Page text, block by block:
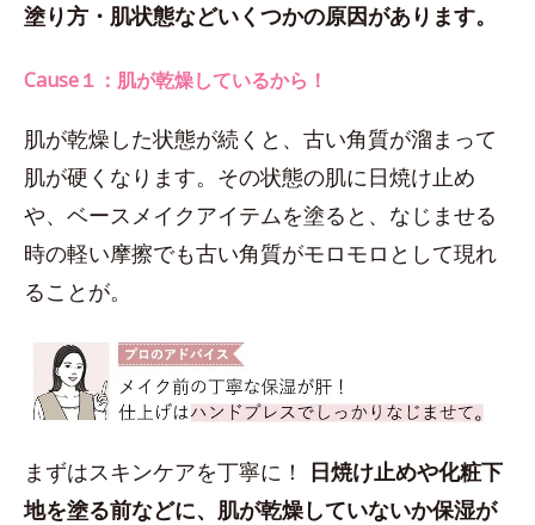
塗り方・肌状態などいくつかの原因があります。
Cause１：肌が乾燥しているから！
肌が乾燥した状態が続くと、古い角質が溜まって
肌が硬くなります。その状態の肌に日焼け止め
や、ベースメイクアイテムを塗ると、なじませる
時の軽い摩擦でも古い角質がモロモロとして現れ
ることが。
まずはスキンケアを丁寧に！
日焼け止めや化粧下
地を塗る前などに、肌が乾燥していないか保湿が